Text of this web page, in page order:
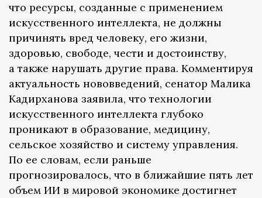
что ресурсы, созданные с применением
искусственного интеллекта, не должны
причинять вред человеку, его жизни,
здоровью, свободе, чести и достоинству,
а также нарушать другие права. Комментируя
актуальность нововведений, сенатор Малика
Кадирханова заявила, что технологии
искусственного интеллекта глубоко
проникают в образование, медицину,
сельское хозяйство и систему управления.
По ее словам, если раньше
прогнозировалось, что в ближайшие пять лет
объем ИИ в мировой экономике достигнет